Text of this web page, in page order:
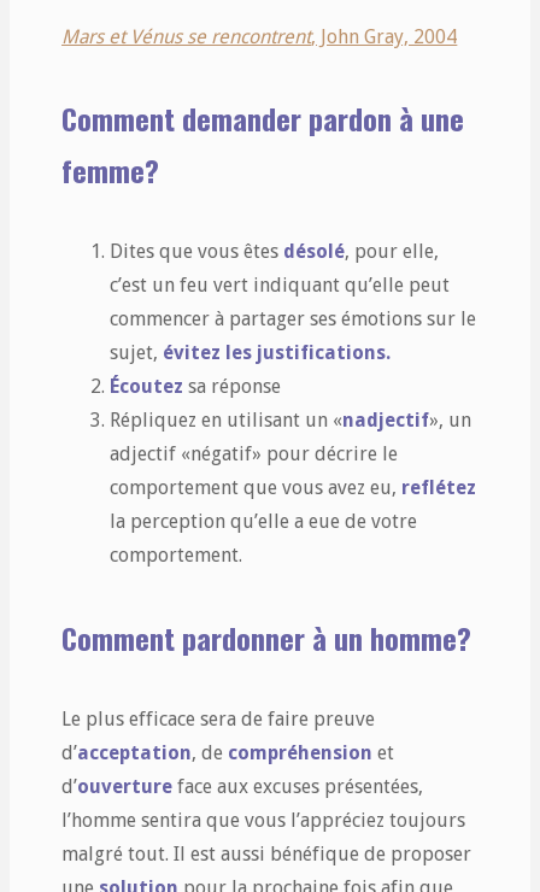
Mars et Vénus se rencontrent, John Gray, 2004
Comment demander pardon à une
femme?
Dites que vous êtes désolé, pour elle,
c’est un feu vert indiquant qu’elle peut
commencer à partager ses émotions sur le
sujet, évitez les justifications.
Écoutez sa réponse
Répliquez en utilisant un «nadjectif», un
adjectif «négatif» pour décrire le
comportement que vous avez eu, reflétez
la perception qu’elle a eue de votre
comportement.
Comment pardonner à un homme?
Le plus efficace sera de faire preuve
d’acceptation, de compréhension et
d’ouverture face aux excuses présentées,
l’homme sentira que vous l’appréciez toujours
malgré tout. Il est aussi bénéfique de proposer